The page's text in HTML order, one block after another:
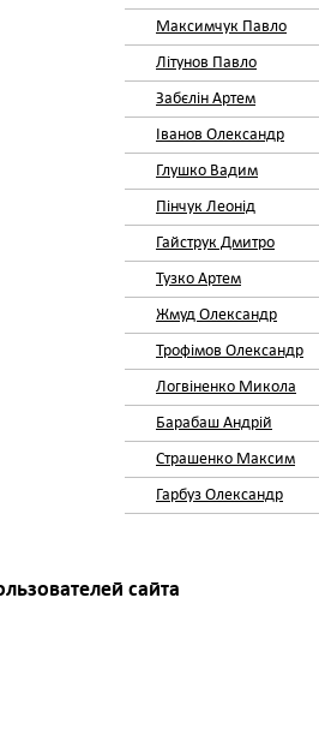
Максимчук Павло
Літунов Павло
Забєлін Артем
Іванов Олександр
Глушко Вадим
Пінчук Леонід
Гайструк Дмитро
Тузко Артем
Жмуд Олександр
Трофімов Олександр
Логвіненко Микола
Барабаш Андрій
Страшенко Максим
Гарбуз Олександр
сайта